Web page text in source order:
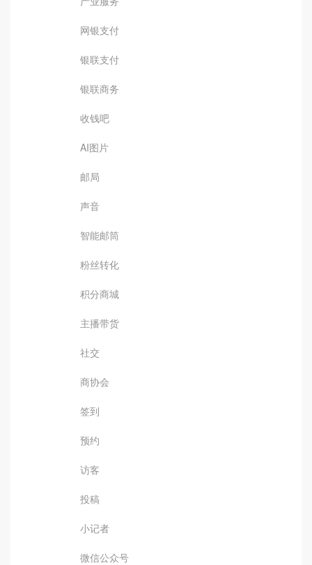
网银支付
银联支付
银联商务
收钱吧
AI图片
邮局
声音
智能邮筒
粉丝转化
积分商城
主播带货
社交
商协会
签到
预约
访客
投稿
小记者
微信公众号